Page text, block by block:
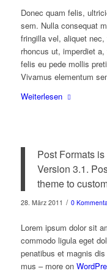
Donec quam felis,
sem. Nulla consequat
fringilla vel, aliquet
rhoncus ut, imperdiet
felis eu pede mollis
Vivamus elementum
Weiterlesen
Post Formats
Version 3.1.
theme to
28. März 2011 / 0
Lorem ipsum dolor sit
commodo ligula eget
penatibus et magnis
mus – more on